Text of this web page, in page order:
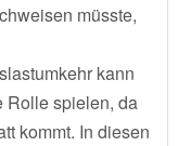
müsste,
kann
Rolle spielen, da
kommt. In diesen